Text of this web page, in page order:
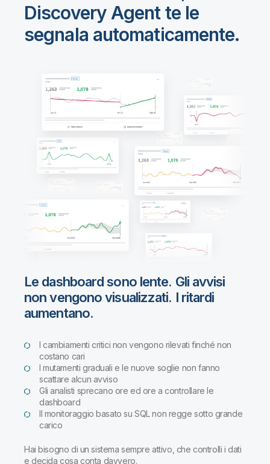
Discovery Agent te le
segnala automaticamente.
Le dashboard sono lente. Gli avvisi
non vengono visualizzati. I ritardi
aumentano.
I cambiamenti critici non vengono rilevati finché non
costano cari
I mutamenti graduali e le nuove soglie non fanno
scattare alcun avviso
Gli analisti sprecano ore ed ore a controllare le
dashboard
Il monitoraggio basato su SQL non regge sotto grande
carico
Hai bisogno di un sistema sempre attivo, che controlli i dati
e decida cosa conta davvero.